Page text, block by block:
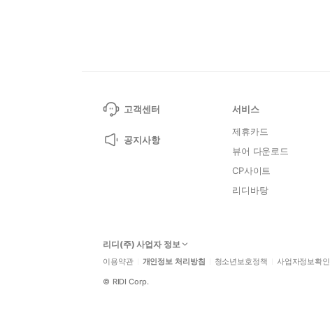
고객센터
공지사항
서비스
제휴카드
뷰어 다운로드
CP사이트
리디바탕
리디(주) 사업자 정보
이용약관 개인정보 처리방침 청소년보호정책 사업자정보확인
© RIDI Corp.